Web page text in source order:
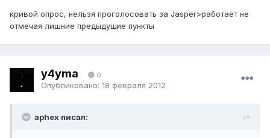
кривой опрос, нельзя проголосовать за Jasper>работает не
отмечая лишние предыдущие пункты
y4yma 0
Опубликовано: 18 февраля 2012
aphex писал: